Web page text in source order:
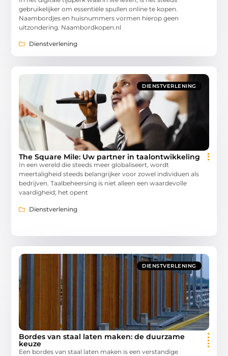
gebruikelijker om essentiële spullen online te kopen.
Naambordjes en huisnummers vormen hierop geen
uitzondering. Naambordkopen.nl
Dienstverlening
DIENSTVERLENING
The Square Mile: Uw partner in taalontwikkeling
In een wereld die steeds meer globaliseert, wordt
meertaligheid steeds belangrijker voor zowel individuen als
bedrijven. Taalbeheersing is niet alleen een waardevolle
vaardigheid; het opent
Dienstverlening
DIENSTVERLENING
Bordes van staal laten maken: de duurzame
keuze
Een bordes van staal laten maken is een verstandige